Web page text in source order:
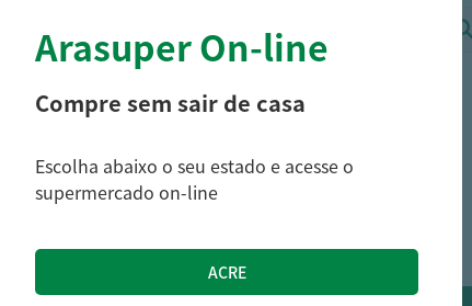
Arasuper On-line
Compre sem sair de casa
Escolha abaixo o seu estado e acesse o
supermercado on-line